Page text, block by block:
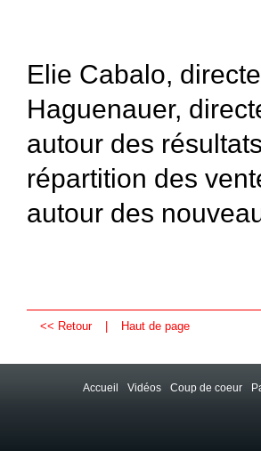
Elie Cabalo,
Haguenauer,
autour des
répartition des
autour des
<< Retour Haut de page
Accueil Vidéos Coup de coeur